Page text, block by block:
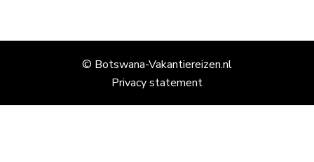
© Botswana-Vakantiereizen.nl
Privacy statement